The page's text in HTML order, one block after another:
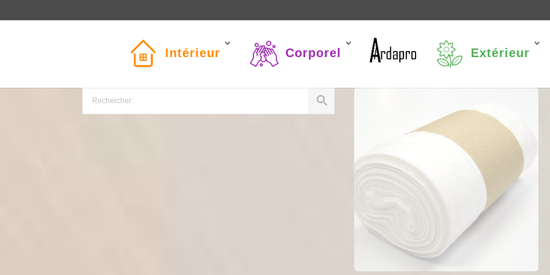
Intérieur Corporel Extérieur